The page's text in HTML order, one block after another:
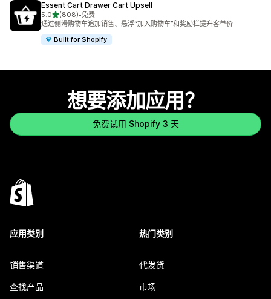
Essent Cart Drawer Cart Upsell
5.0星（满分 5 星）
(808)
总共 808 条评论
•免费
通过侧滑购物车追加销售、悬浮“加入购物车”和奖励栏提升客单价
Built for Shopify
想要添加应用？
免费试用 Shopify 3 天
应用类别
销售渠道
查找产品
热门类别
代发货
市场